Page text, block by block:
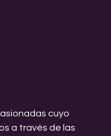
cuyo
a través de las